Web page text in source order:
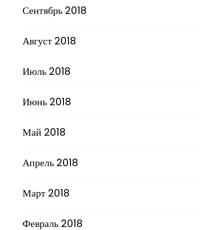
Сентябрь 2018
Август 2018
Июль 2018
Июнь 2018
Май 2018
Апрель 2018
Март 2018
Февраль 2018